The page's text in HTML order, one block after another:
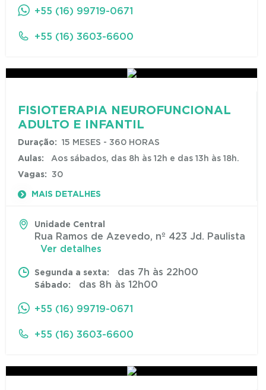
+55 (16) 99719-0671
+55 (16) 3603-6600
FISIOTERAPIA NEUROFUNCIONAL
ADULTO E INFANTIL
Duração:
15 MESES - 360 HORAS
Aulas:
Aos sábados, das 8h às 12h e das 13h às 18h.
Vagas:
30
MAIS DETALHES
Unidade Central
Rua Ramos de Azevedo, nº 423 Jd. Paulista
Ver detalhes
Segunda a sexta: das 7h às 22h00
Sábado: das 8h às 12h00
+55 (16) 99719-0671
+55 (16) 3603-6600